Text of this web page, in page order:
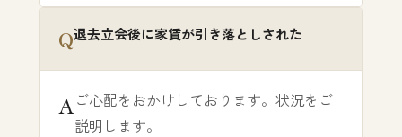
退去立会後に家賃が引き落としされた
ご心配をおかけしております。状況をご
説明します。